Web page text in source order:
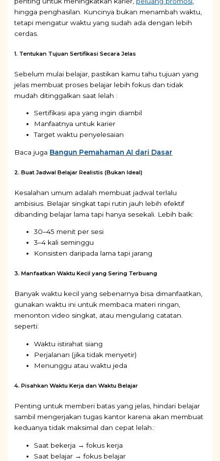
hingga penghasilan. Kuncinya bukan menambah waktu,
tetapi mengatur waktu yang sudah ada dengan lebih
cerdas.
1. Tentukan Tujuan Sertifikasi Secara Jelas
Sebelum mulai belajar, pastikan kamu tahu tujuan yang
jelas membuat proses belajar lebih fokus dan tidak
mudah ditinggalkan saat lelah :
Sertifikasi apa yang ingin diambil
Manfaatnya untuk karier
Target waktu penyelesaian
Baca juga Bangun Pemahaman AI dari Dasar
2. Buat Jadwal Belajar Realistis (Bukan Ideal)
Kesalahan umum adalah membuat jadwal terlalu
ambisius. Belajar singkat tapi rutin jauh lebih efektif
dibanding belajar lama tapi hanya sesekali. Lebih baik:
30–45 menit per sesi
3–4 kali seminggu
Konsisten daripada lama tapi jarang
3. Manfaatkan Waktu Kecil yang Sering Terbuang
Banyak waktu kecil yang sebenarnya bisa dimanfaatkan,
gunakan waktu ini untuk membaca materi ringan,
menonton video singkat, atau mengulang catatan.
seperti:
Waktu istirahat siang
Perjalanan (jika tidak menyetir)
Menunggu atau waktu jeda
4. Pisahkan Waktu Kerja dan Waktu Belajar
Penting untuk memberi batas yang jelas, hindari belajar
sambil mengerjakan tugas kantor karena akan membuat
keduanya tidak maksimal dan cepat lelah.:
Saat bekerja → fokus kerja
Saat belajar → fokus belajar